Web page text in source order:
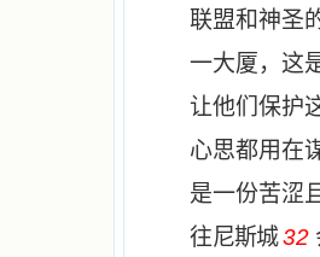
联盟和神圣
一大厦，这
让他们保护
心思都用在
是一份苦涩
往尼斯城32